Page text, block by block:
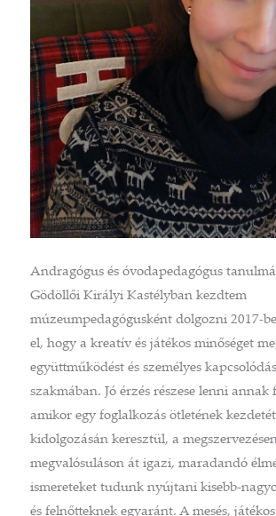
Andragógus és óvodapedagógus
Gödöllői Királyi Kastélyban kezdtem
múzeumpedagógusként dolgozni 2017-
el, hogy a kreatív és játékos minőséget
együttműködést és személyes
szakmában. Jó érzés részese lenni
amikor egy foglalkozás ötletének
kidolgozásán keresztül, a
megvalósuláson át igazi, maradandó
ismereteket tudunk nyújtani kisebb-
és felnőtteknek egyaránt. A mesés,